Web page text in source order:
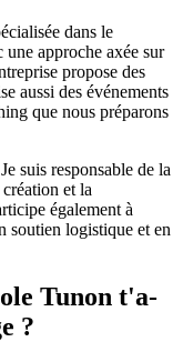
dans le
approche axée sur
propose des
aussi des événements
que nous préparons
suis responsable de la
et la
également à
soutien logistique et en
Tunon t'a-
?